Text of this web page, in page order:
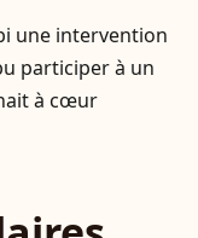
une intervention
participer à un
à cœur